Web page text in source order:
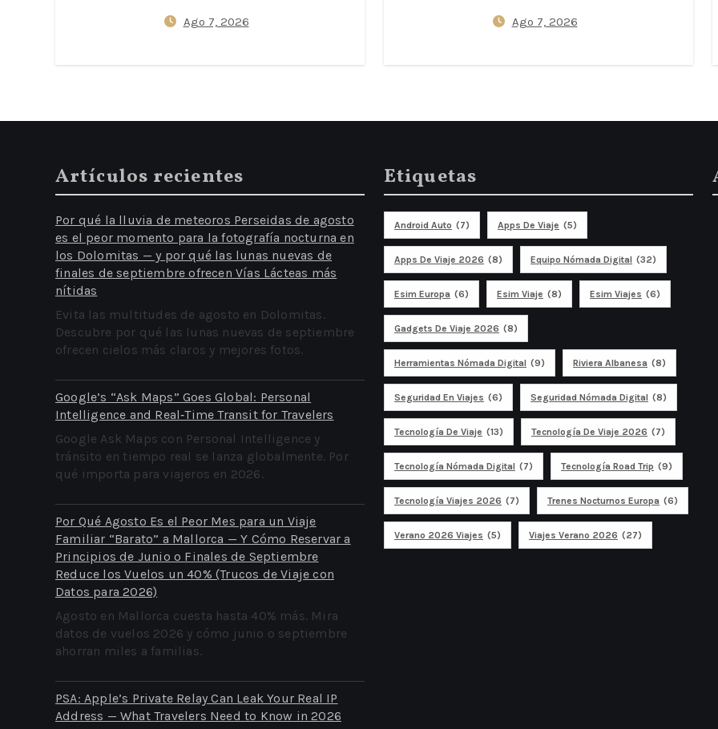
en los Dolomitas — y por
Ago 7, 2026 Ago 7, 2026
Artículos recientes
Por qué la lluvia de meteoros Perseidas de agosto
es el peor momento para la fotografía nocturna en
los Dolomitas — y por qué las lunas nuevas de
finales de septiembre ofrecen Vías Lácteas más
nítidas
Evita las multitudes de agosto en Dolomitas.
Descubre por qué las lunas nuevas de septiembre
ofrecen cielos más claros y mejores fotos.
Google’s “Ask Maps” Goes Global: Personal
Intelligence and Real‑Time Transit for Travelers
Google Ask Maps con Personal Intelligence y
tránsito en tiempo real se lanza globalmente. Por
qué importa para viajeros en 2026.
Por Qué Agosto Es el Peor Mes para un Viaje
Familiar “Barato” a Mallorca — Y Cómo Reservar a
Principios de Junio o Finales de Septiembre
Reduce los Vuelos un 40% (Trucos de Viaje con
Datos para 2026)
Agosto en Mallorca cuesta hasta 40% más. Mira
datos de vuelos 2026 y cómo junio o septiembre
ahorran miles a familias.
PSA: Apple’s Private Relay Can Leak Your Real IP
Address — What Travelers Need to Know in 2026
Etiquetas
Android Auto (7) Apps De Viaje (5)
Apps De Viaje 2026 (8) Equipo Nómada Digital (32)
Esim Europa (6) Esim Viaje (8) Esim Viajes (6)
Gadgets De Viaje 2026 (8)
Herramientas Nómada Digital (9) Riviera Albanesa (8)
Seguridad En Viajes (6) Seguridad Nómada Digital (8)
Tecnología De Viaje (13) Tecnología De Viaje 2026 (7)
Tecnología Nómada Digital (7) Tecnología Road Trip (9)
Tecnología Viajes 2026 (7) Trenes Nocturnos Europa (6)
Verano 2026 Viajes (5) Viajes Verano 2026 (27)